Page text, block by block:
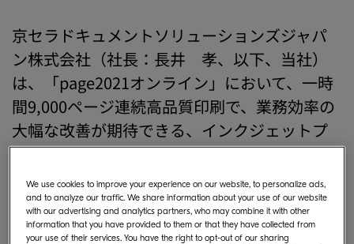
京セラドキュメントソリューションズジャパ
ン株式会社（社長：長井 孝、以下、当社）
は、「page2021オンライン」において、一時
間9,000ページ連続高品質印刷で、業務効率の
大幅な改善が期待できる、インクジェットプ
ロダクションプリンター「TASKalfa Pro
15000c」と、大容量インクコンテナを搭載し
た新製品「TASKalfa Pro 15000c Type-L」を
出展いたします。
We use cookies to improve your experience on our website, to personalize ads,
and to analyze our traffic. We share information about your use of our website
with our advertising and analytics partners, who may combine it with other
information that you have provided to them or that they have collected from
your use of their services. You have the right to opt-out of our sharing